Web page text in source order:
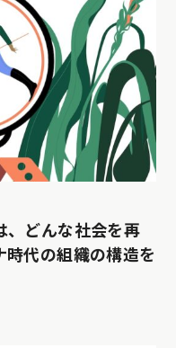
、どんな社会を再
代の組織の構造を